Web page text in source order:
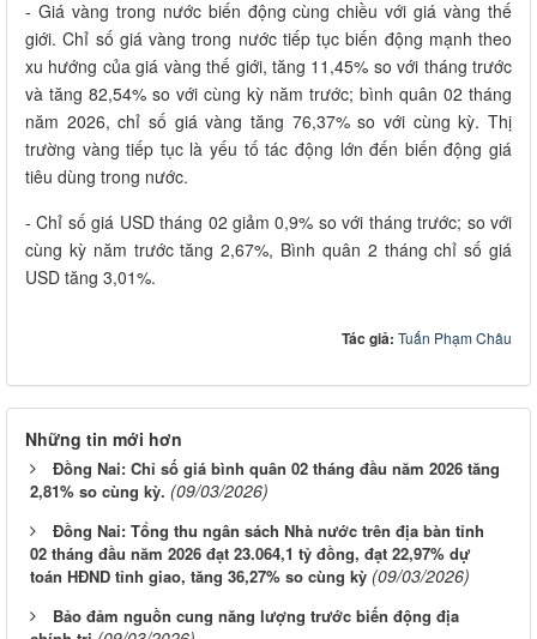
- Giá vàng trong nước biến động cùng chiều với giá vàng thế
giới. Chỉ số giá vàng trong nước tiếp tục biến động mạnh theo
xu hướng của giá vàng thế giới, tăng 11,45% so với tháng trước
và tăng 82,54% so với cùng kỳ năm trước; bình quân 02 tháng
năm 2026, chỉ số giá vàng tăng 76,37% so với cùng kỳ. Thị
trường vàng tiếp tục là yếu tố tác động lớn đến biến động giá
tiêu dùng trong nước.
- Chỉ số giá USD tháng 02 giảm 0,9% so với tháng trước; so với
cùng kỳ năm trước tăng 2,67%, Bình quân 2 tháng chỉ số giá
USD tăng 3,01%.
Tác giả: Tuấn Phạm Châu
Những tin mới hơn
Đồng Nai: Chỉ số giá bình quân 02 tháng đầu năm 2026 tăng
2,81% so cùng kỳ. (09/03/2026)
Đồng Nai: Tổng thu ngân sách Nhà nước trên địa bàn tỉnh
02 tháng đầu năm 2026 đạt 23.064,1 tỷ đồng, đạt 22,97% dự
toán HĐND tỉnh giao, tăng 36,27% so cùng kỳ (09/03/2026)
Bảo đảm nguồn cung năng lượng trước biến động địa